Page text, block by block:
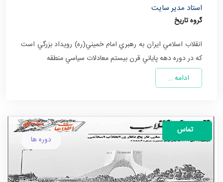
استاد مدیر سایت
گروه تاریخ
انقلاب اسلامي ايران به رهبري امام خميني(ره) رويداد بزرگي است
كه در دوره دهه پاياني قرن بيستم معادلات سياسي منطقه
ادامه …
دوره ها
تماس